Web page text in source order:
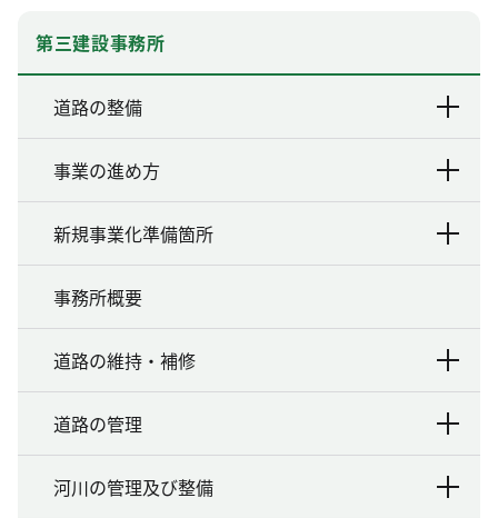
第三建設事務所
道路の整備
事業の進め方
新規事業化準備箇所
事務所概要
道路の維持・補修
道路の管理
河川の管理及び整備